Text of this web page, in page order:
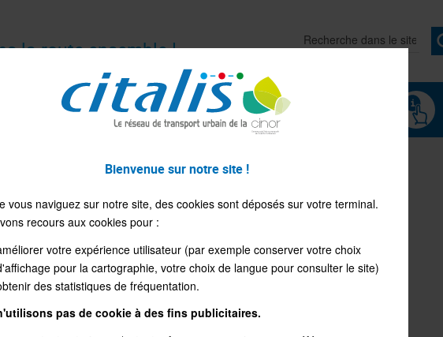
Bienvenue sur notre site !
vous naviguez sur notre site, des cookies sont déposés sur votre terminal.
recours aux cookies pour :
votre expérience utilisateur (par exemple conserver votre choix
pour la cartographie, votre choix de langue pour consulter le site)
des statistiques de fréquentation.
pas de cookie à des fins publicitaires.
la route ensemble !
Rechercher
DE TRANSPORT MES INFOS PRATIQUES